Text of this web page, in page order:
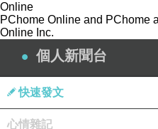
Online
PChome Online and PChome
Online Inc.
個人新聞台
快速發文
心情雜記